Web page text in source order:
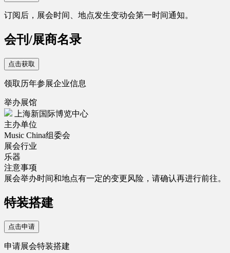
订阅后，展会时间、地点发生变动会第一时间通知。
会刊/展商名录
点击获取
领取历年参展企业信息
举办展馆
上海新国际博览中心
主办单位
Music China组委会
展会行业
乐器
注意事项
展会举办时间和地点有一定的变更风险，请确认再进行前往。
特装搭建
点击申请
申请展会特装搭建